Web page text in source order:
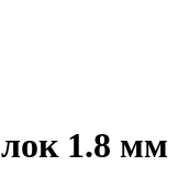
1.8 мм